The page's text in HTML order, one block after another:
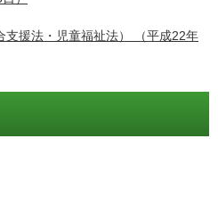
援法・児童福祉法）
（平成22年